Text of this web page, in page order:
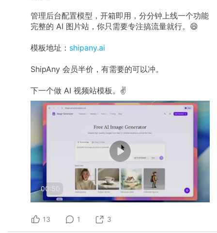
管理后台配置模型，开箱即用，分分钟上线一个功能
完整的 AI 图片站，你只需要专注搞流量就行。😄
模板地址： shipany.ai
ShipAny 会员半价，有需要的可以冲。
下一个做 AI 视频站模板。✌️
00:50
13 1 3